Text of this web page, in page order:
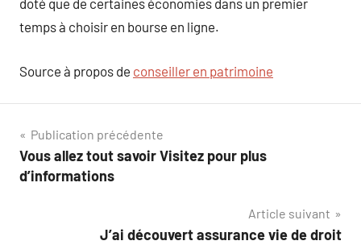
doté que de certaines économies dans un premier
temps à choisir en bourse en ligne.
Source à propos de conseiller en patrimoine
Navigation
de
Publication précédente
Vous allez tout savoir Visitez pour plus
d’informations
Article suivant
J’ai découvert assurance vie de droit